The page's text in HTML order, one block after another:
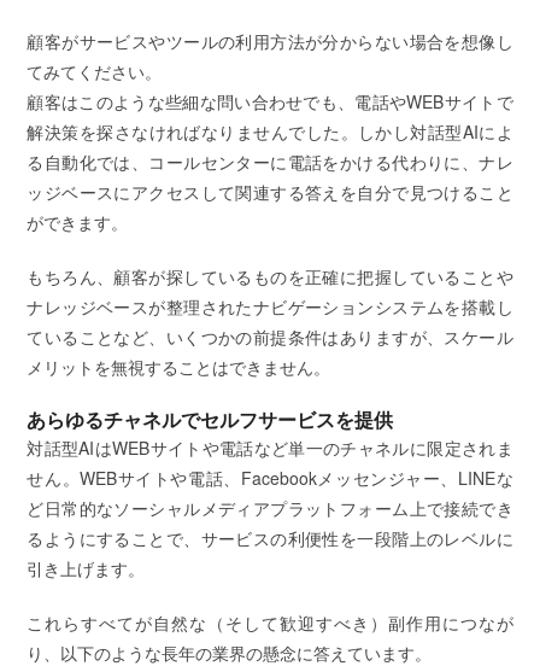
顧客がサービスやツールの利用方法が分からない場合を想像し
てみてください。
顧客はこのような些細な問い合わせでも、電話やWEBサイトで
解決策を探さなければなりませんでした。しかし対話型AIによ
る自動化では、コールセンターに電話をかける代わりに、ナレ
ッジベースにアクセスして関連する答えを自分で見つけること
ができます。
もちろん、顧客が探しているものを正確に把握していることや
ナレッジベースが整理されたナビゲーションシステムを搭載し
ていることなど、いくつかの前提条件はありますが、スケール
メリットを無視することはできません。
あらゆるチャネルでセルフサービスを提供
対話型AIはWEBサイトや電話など単一のチャネルに限定されま
せん。WEBサイトや電話、Facebookメッセンジャー、LINEな
ど日常的なソーシャルメディアプラットフォーム上で接続でき
るようにすることで、サービスの利便性を一段階上のレベルに
引き上げます。
これらすべてが自然な（そして歓迎すべき）副作用につなが
り、以下のような長年の業界の懸念に答えています。